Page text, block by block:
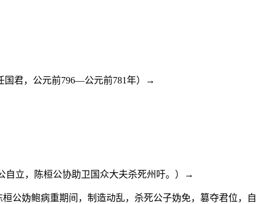
国君，公元前796—公元前781年）→
自立，陈桓公协助卫国众大夫杀死州吁。）→
公妫鲍病重期间，制造动乱，杀死公子妫免，篡夺君位，自